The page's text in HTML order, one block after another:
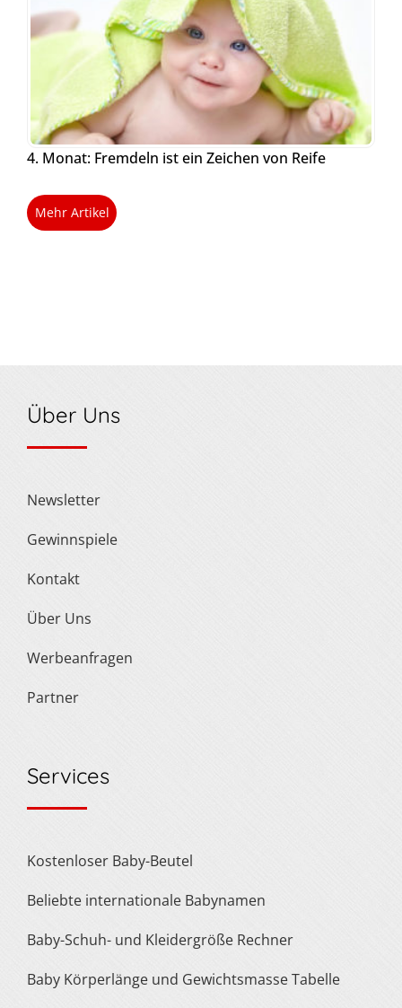
4. Monat: Fremdeln ist ein Zeichen von Reife
Mehr Artikel
Über Uns
Newsletter
Gewinnspiele
Kontakt
Über Uns
Werbeanfragen
Partner
Services
Kostenloser Baby-Beutel
Beliebte internationale Babynamen
Baby-Schuh- und Kleidergröße Rechner
Baby Körperlänge und Gewichtsmasse Tabelle